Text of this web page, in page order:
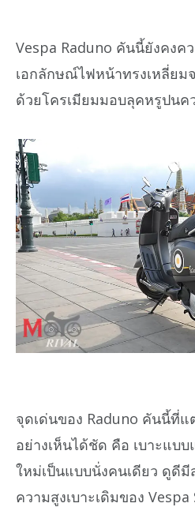
Vespa Raduno คันนี้ยังคงค
เอกลักษณ์ไฟหน้าทรงเหลี่ยม
ด้วยโครเมียมมอบลุคหรูปนค
จุดเด่นของ Raduno คันนี้ที่แ
อย่างเห็นได้ชัด คือ เบาะแบ
ใหม่เป็นแบบนั่งคนเดียว ดูดี
ความสูงเบาะเดิมของ